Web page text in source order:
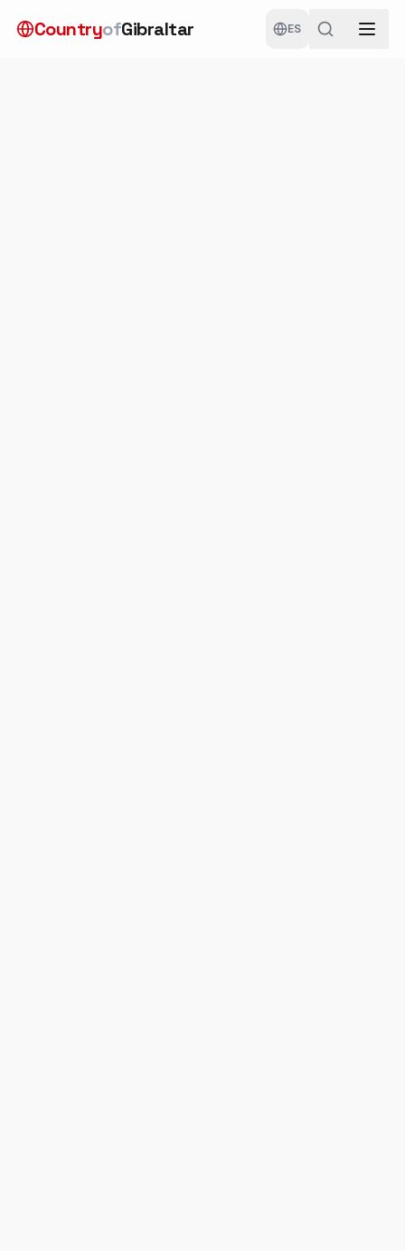
CountryofGibraltar ES